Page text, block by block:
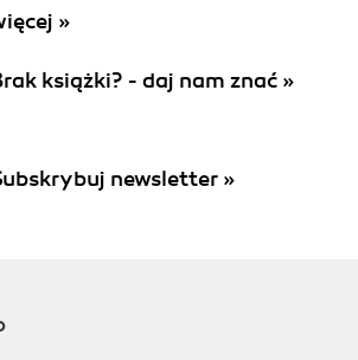
»
książki? - daj nam znać »
newsletter »